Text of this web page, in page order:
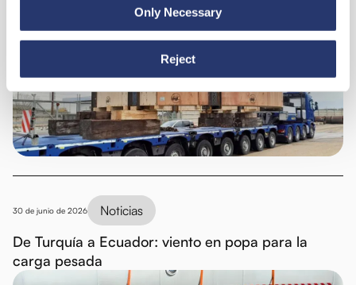
Only Necessary
Reject
98 toneladas de acero de Italia a la India
30 de junio de 2026 Noticias
De Turquía a Ecuador: viento en popa para la
carga pesada